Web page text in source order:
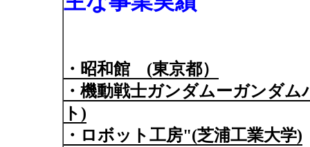
・昭和館 (東京都）
・機動戦士ガンダムーガンダ
ト)
・ロボット工房"(芝浦工業大学)